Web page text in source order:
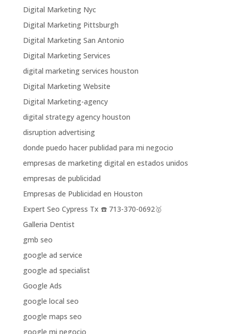
Digital Marketing Nyc
Digital Marketing Pittsburgh
Digital Marketing San Antonio
Digital Marketing Services
digital marketing services houston
Digital Marketing Website
Digital Marketing-agency
digital strategy agency houston
disruption advertising
donde puedo hacer publidad para mi negocio
empresas de marketing digital en estados unidos
empresas de publicidad
Empresas de Publicidad en Houston
Expert Seo Cypress Tx ☎️ 713-370-0692🥇
Galleria Dentist
gmb seo
google ad service
google ad specialist
Google Ads
google local seo
google maps seo
google mi negocio